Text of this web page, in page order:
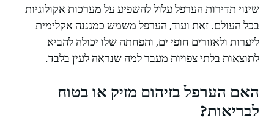
שינוי תדירות הערפל עלול להשפיע על מערכות אקולוגיות
בכל העולם. זאת ועוד, הערפל משמש כמגננה אקלימית
ליערות ולאזורים חופי ים, והפחתה שלו יכולה להביא
לתוצאות בלתי צפויות מעבר למה שנראה לעין בלבד.
האם הערפל בזיהום מזיק או בטוח
לבריאות?